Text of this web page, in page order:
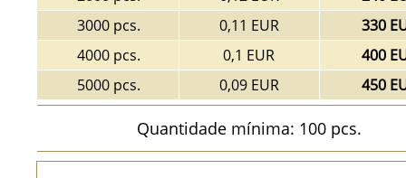
3000 pcs.
0,11 EUR
330
4000 pcs.
0,1 EUR
400
5000 pcs.
0,09 EUR 450
Quantidade mínima: 100 pcs.